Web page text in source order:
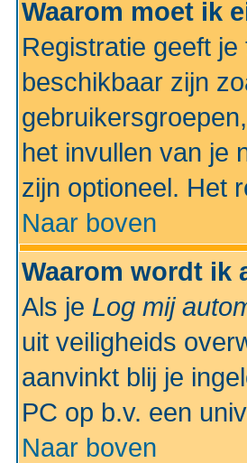
Waarom moet ik
Registratie geeft
beschikbaar zijn
het invullen van je
zijn optioneel. Het
Naar boven
Waarom wordt ik
Als je Log mij
uit veiligheids
aanvinkt blij je
PC op b.v. een
Naar boven